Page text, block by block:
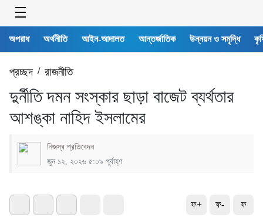
অপরাধ অর্থনীতি আইন-আদালত আন্তর্জাতিক উন্নয়ন ও সমৃদ্ধি
প্রচ্ছদ/ রাজনীতি
দুর্নীতি দমন সংস্কার ছাড়া বাজেট ব্যর্থতার
আশঙ্কা নাহিদ ইসলামের
নিজস্ব প্রতিবেদন
জুন ১২, ২০২৬ ৫:০৯ পূর্বাহ্ণ
ফ+ ফ- ফ